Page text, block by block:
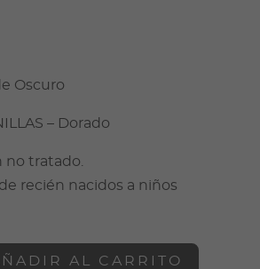
Oscuro
– Dorado
no tratado.
recién nacidos a niños
AL CARRITO